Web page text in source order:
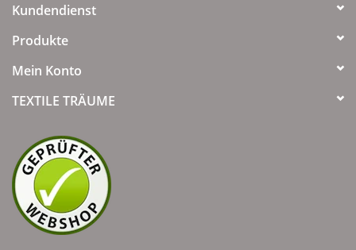
Kundendienst
Produkte
Mein Konto
TEXTILE TRÄUME